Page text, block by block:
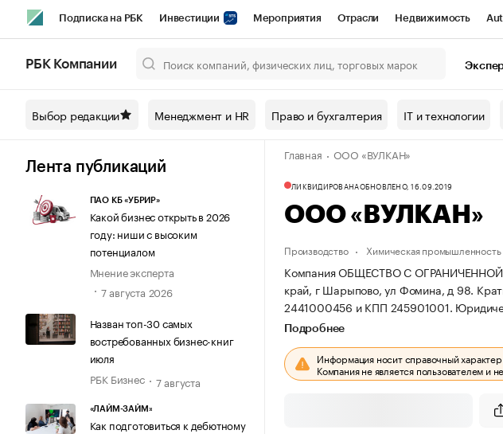
Подписка на РБК Инвестиции Мероприятия Отрасли Недвижимость
Спецпроекты СПб Конференции СПб Спецпроекты Проверка контрагентов
Технологии и медиа Рынок наличной валюты
РБК Компании
Выбор редакции Менеджмент и HR Право и бухгалтерия IT и технологии
Лента публикаций
ПАО КБ «УБРИР»
Какой бизнес открыть в 2026
году: ниши с высоким
потенциалом
Мнение эксперта
7 августа 2026
Назван топ-30 самых
востребованных бизнес-книг
июля
РБК Бизнес
7 августа
«ЛАЙМ-ЗАЙМ»
Как подготовиться к дебютному
Главная ООО «ВУЛКАН»
ЛИКВИДИРОВАНАОБНОВЛЕНО, 16.09.2019
ООО «ВУЛКАН»
Производство Химическая промышленность
Компания ОБЩЕСТВО С ОГРАНИЧЕННОЙ
край, г Шарыпово, ул Фомина, д 98.
2441000456 и КПП 245901001.
Подробнее
Информация носит справочный
Компания не является пользователем и